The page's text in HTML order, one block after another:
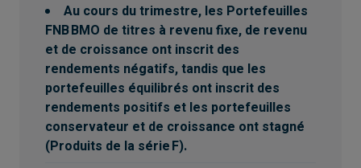
Au cours du trimestre, les Portefeuilles
FNB BMO de titres à revenu fixe, de revenu
et de croissance ont inscrit des
rendements négatifs, tandis que les
portefeuilles équilibrés ont inscrit des
rendements positifs et les portefeuilles
conservateur et de croissance ont stagné
(Produits de la série F).